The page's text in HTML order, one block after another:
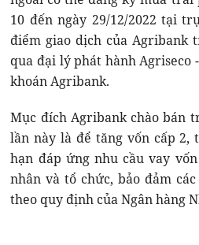
10 đến ngày 29/12/2022 tại
điểm giao dịch của Agribank
qua đại lý phát hành Agriseco
khoán Agribank.
Mục đích Agribank chào bán
lần này là để tăng vốn cấp 2,
hạn đáp ứng nhu cầu vay
nhân và tổ chức, bảo đảm
theo quy định của Ngân hàng